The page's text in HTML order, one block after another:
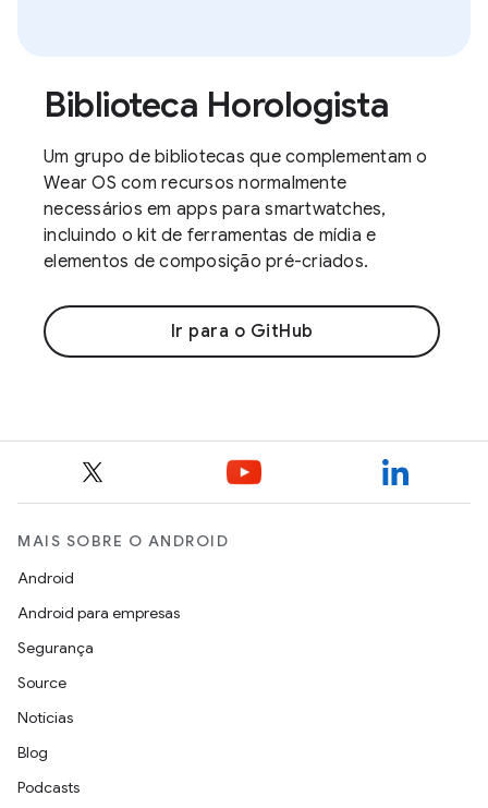
Biblioteca Horologista
Um grupo de bibliotecas que complementam o
Wear OS com recursos normalmente
necessários em apps para smartwatches,
incluindo o kit de ferramentas de mídia e
elementos de composição pré-criados.
Ir para o GitHub
MAIS SOBRE O ANDROID
Android
Android para empresas
Segurança
Source
Notícias
Blog
Podcasts